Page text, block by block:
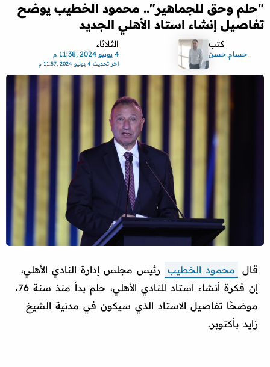
"حلم وحق للجماهير".. محمود الخطيب يوضح
تفاصيل إنشاء استاد الأهلي الجديد
كتب
حسام حسن
الثلاثاء
4 يونيو 2024 ,11:38 م
اخر تحديث4 يونيو 2024 ,11:57 م
قال محمود الخطيب
رئيس مجلس إدارة النادي الأهلي،
إن فكرة أنشاء استاد للنادي الأهلي، حلم بدأ منذ سنة 76،
موضحًا تفاصيل الاستاد الذي سيكون في مدنية الشيخ
زايد بأكتوبر.